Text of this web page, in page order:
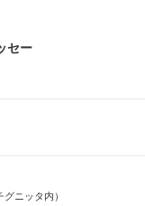
セー
ニッタ内）